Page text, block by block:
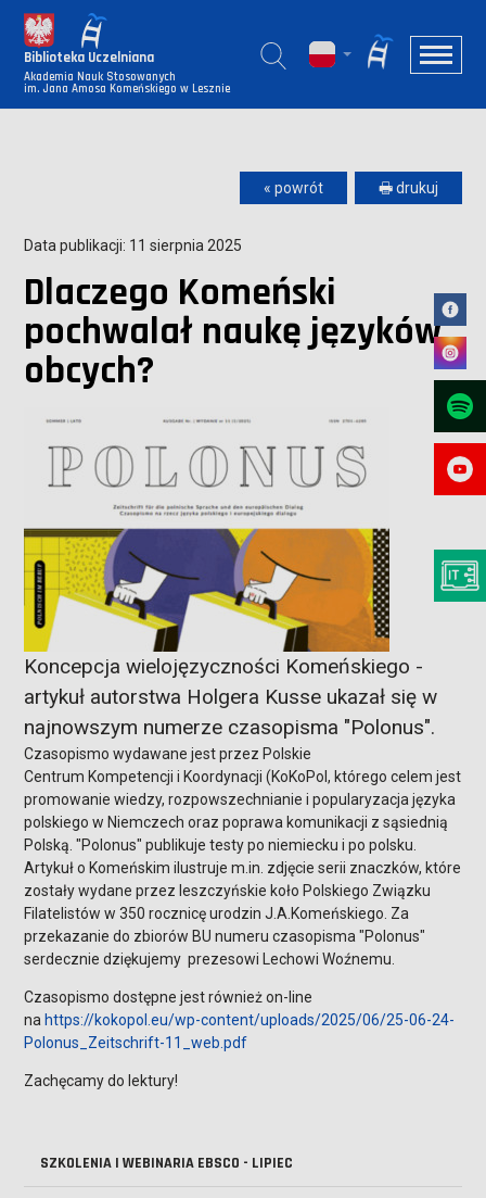
Biblioteka Uczelniana
Akademia Nauk Stosowanych
im. Jana Amosa Komeńskiego w Lesznie
SZKOLENIA I WEBINARIA EBSCO - LIPIEC
« powrót 🖶 drukuj
Data publikacji: 11 sierpnia 2025
Dlaczego Komeński
pochwalał naukę języków
obcych?
Koncepcja wielojęzyczności Komeńskiego -
artykuł autorstwa Holgera Kusse ukazał się w
najnowszym numerze czasopisma "Polonus".
Czasopismo wydawane jest przez Polskie
Centrum Kompetencji i Koordynacji (KoKoPol, którego celem jest
promowanie wiedzy, rozpowszechnianie i popularyzacja języka
polskiego w Niemczech oraz poprawa komunikacji z sąsiednią
Polską. "Polonus" publikuje testy po niemiecku i po polsku.
Artykuł o Komeńskim ilustruje m.in. zdjęcie serii znaczków, które
zostały wydane przez leszczyńskie koło Polskiego Związku
Filatelistów w 350 rocznicę urodzin J.A.Komeńskiego. Za
przekazanie do zbiorów BU numeru czasopisma "Polonus"
serdecznie dziękujemy prezesowi Lechowi Woźnemu.
Czasopismo dostępne jest również on-line
na https://kokopol.eu/wp-content/uploads/2025/06/25-06-24-
Polonus_Zeitschrift-11_web.pdf
Zachęcamy do lektury!